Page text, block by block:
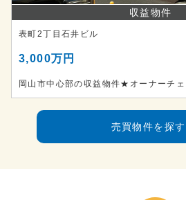
収益物件
表町2丁目石井ビル
3,000万円
岡山市中心部の収益物件★オーナーチェ
売買物件を探す